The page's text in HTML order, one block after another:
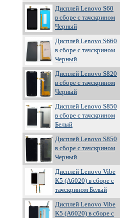
Дисплей Lenovo S60
в сборе с тачскрином
Черный
Дисплей Lenovo S660
в сборе с тачскрином
Черный
Дисплей Lenovo S820
в сборе с тачскрином
Черный
Дисплей Lenovo S850
в сборе с тачскрином
Белый
Дисплей Lenovo S850
в сборе с тачскрином
Черный
Дисплей Lenovo Vibe
K5 (A6020) в сборе с
тачскрином Белый
Дисплей Lenovo Vibe
K5 (A6020) в сборе с